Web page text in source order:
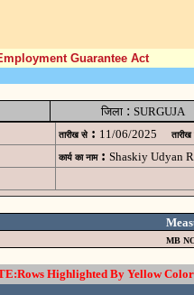
Guarantee Act
जिला : SURGUJA
तारीख से : 11/06/2025 तारीख
कार्य का नाम : Shaskiy Udyan
MB
Highlighted By Yellow